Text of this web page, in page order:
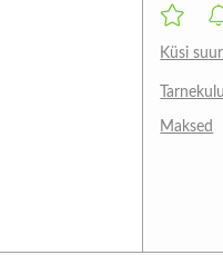
Küsi
Maksed